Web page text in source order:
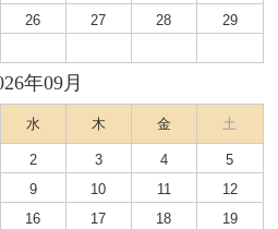
26 27 28
29
年09月
水 木 金 土
2 3 4
5
9 10 11
12
16 17 18 19